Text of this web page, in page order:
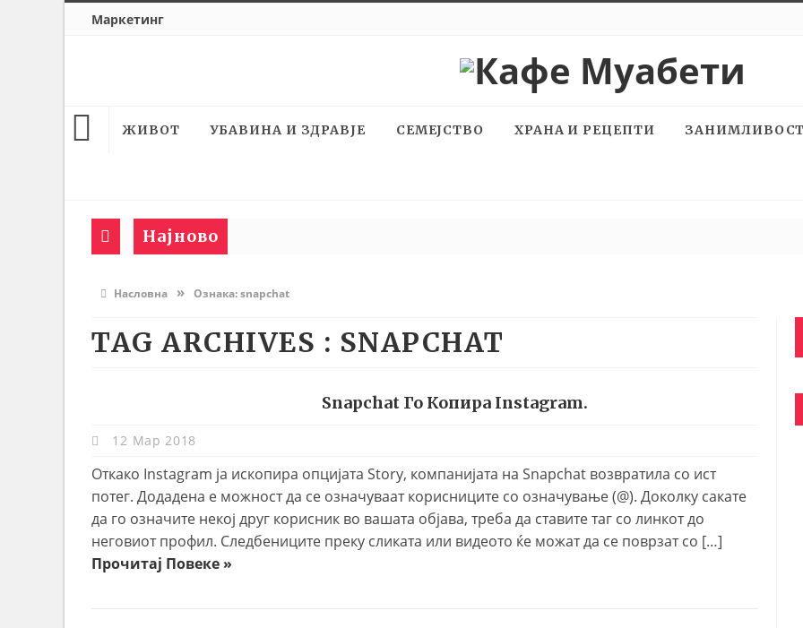
Маркетинг
ЖИВОТ УБАВИНА И ЗДРАВЈЕ СЕМЕЈСТВО ХРАНА И РЕЦЕПТИ
Најново
Насловна » Ознака:snapchat
TAG ARCHIVES : SNAPCHAT
Snapchat Го Копира Instagram.
12 Мар 2018
Откако Instagram ја ископира опцијата Story, компанијата на Snapchat возвратила со ист
потег. Додадена е можност да се означуваат корисниците со означување (@). Доколку сакате
да го означите некој друг корисник во вашата објава, треба да ставите таг со линкот до
неговиот профил. Следбениците преку сликата или видеото ќе можат да се поврзат со […]
Прочитај Повеке »